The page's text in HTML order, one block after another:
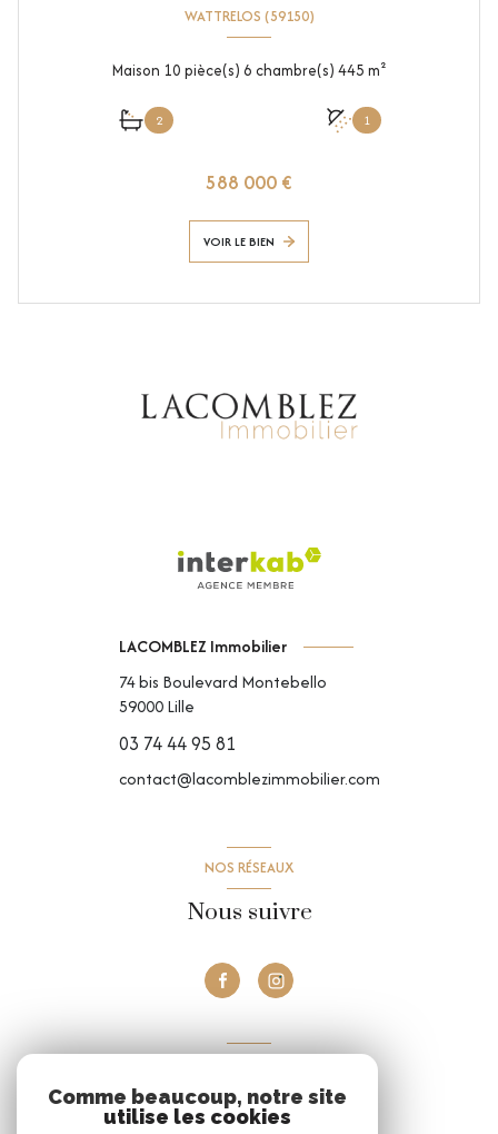
WATTRELOS (59150)
Maison 10 pièce(s) 6 chambre(s) 445 m²
2 1
588 000 €
VOIR LE BIEN
LACOMBLEZ Immobilier
74 bis Boulevard Montebello
59000Lille
03 74 44 95 81
contact@lacomblezimmobilier.com
NOS RÉSEAUX
Nous suivre
Espace propriétaire
Comme beaucoup, notre site
utilise les cookies